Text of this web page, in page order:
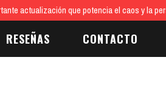
actualización que potencia el caos y la
RESEÑAS CONTACTO